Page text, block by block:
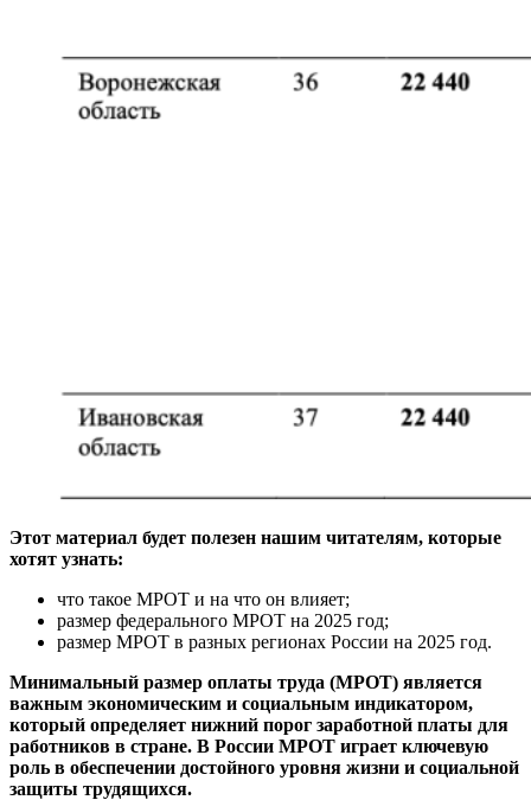
Этот материал будет полезен нашим читателям, которые
хотят узнать:
что такое МРОТ и на что он влияет;
размер федерального МРОТ на 2025 год;
размер МРОТ в разных регионах России на 2025 год.
Минимальный размер оплаты труда (МРОТ) является
важным экономическим и социальным индикатором,
который определяет нижний порог заработной платы для
работников в стране. В России МРОТ играет ключевую
роль в обеспечении достойного уровня жизни и социальной
защиты трудящихся.